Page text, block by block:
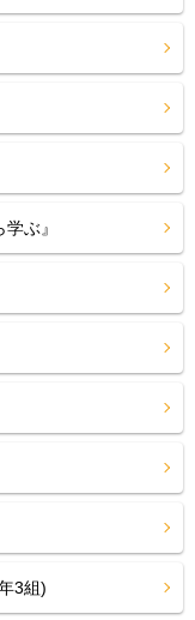
ぶ』
3組)